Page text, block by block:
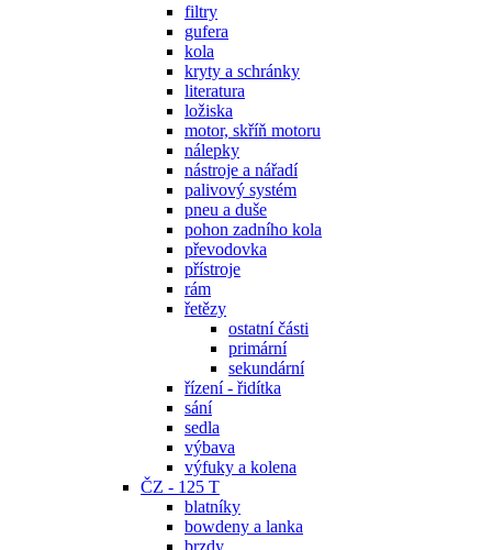
filtry
gufera
kola
kryty a schránky
literatura
ložiska
motor, skříň motoru
nálepky
nástroje a nářadí
palivový systém
pneu a duše
pohon zadního kola
převodovka
přístroje
rám
řetězy
ostatní části
primární
sekundární
řízení - řidítka
sání
sedla
výbava
výfuky a kolena
ČZ - 125 T
blatníky
bowdeny a lanka
brzdy